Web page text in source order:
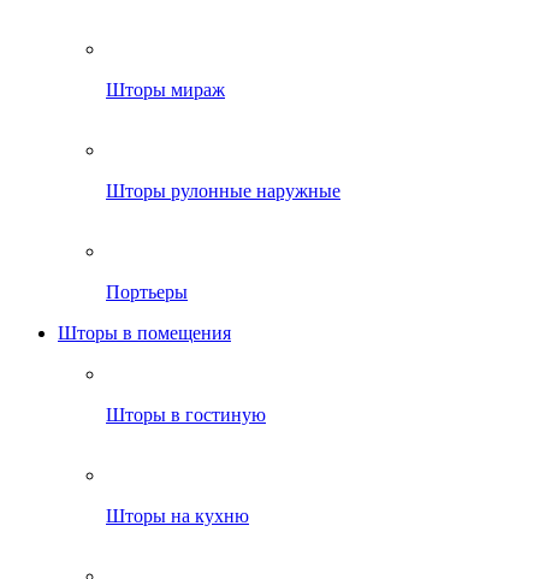
Шторы мираж
Шторы рулонные наружные
Портьеры
Шторы в помещения
Шторы в гостиную
Шторы на кухню